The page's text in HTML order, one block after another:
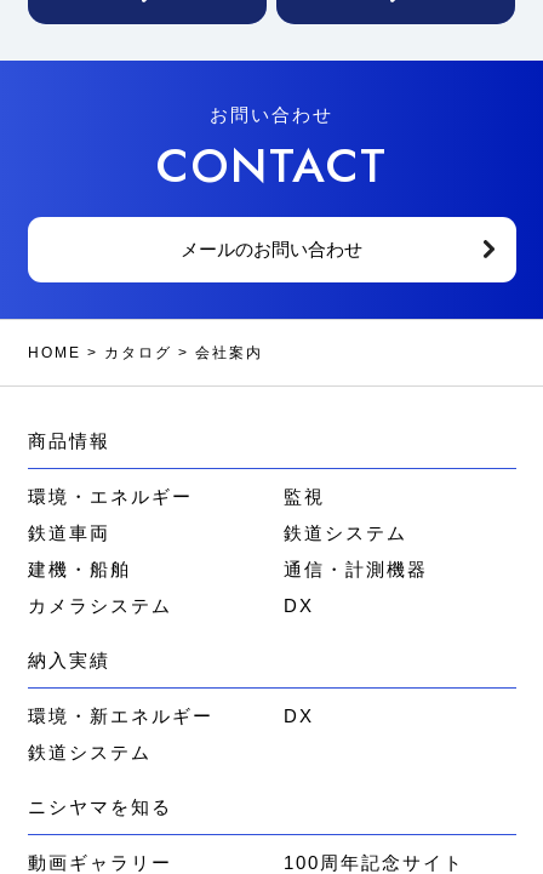
お問い合わせ
CONTACT
メールのお問い合わせ
HOME > カタログ > 会社案内
商品情報
環境・エネルギー
監視
鉄道車両
鉄道システム
建機・船舶
通信・計測機器
カメラシステム
DX
納入実績
環境・新エネルギー
DX
鉄道システム
ニシヤマを知る
動画ギャラリー
100周年記念サイト